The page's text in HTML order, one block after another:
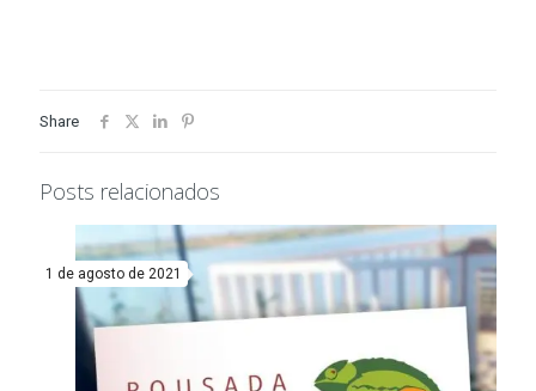
Share
Posts relacionados
1 de agosto de 2021